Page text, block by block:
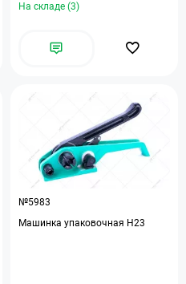
На складе (3)
№5983
Машинка упаковочная Н23